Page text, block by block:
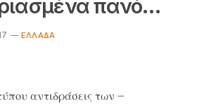
πανό…
ΕΛΛΆΔΑ
αντιδράσεις των –